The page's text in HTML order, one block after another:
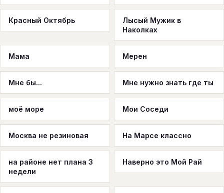
Красный Октябрь
Лысый Мужик в
Наколках
Мама Мерен
Мне бы... Мне нужно знать где ты
моё море Мои Соседи
Москва не резиновая На Марсе классно
на районе нет плана 3
недели
Наверно это Мой Рай